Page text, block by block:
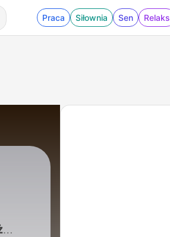
Praca Siłownia Sen Relaks